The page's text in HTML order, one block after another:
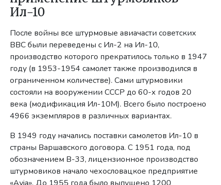
Ил-10
После войны все штурмовые авиачасти советских
ВВС были переведены с Ил-2 на Ил-10,
производство которого прекратилось только в 1947
году (в 1953-1954 самолет также производился в
ограниченном количестве). Сами штурмовики
состояли на вооружении СССР до 60-х годов 20
века (модификация Ил-10М). Всего было построено
4966 экземпляров в различных вариантах.
В 1949 году начались поставки самолетов Ил-10 в
страны Варшавского договора. С 1951 года, под
обозначением В-33, лицензионное производство
штурмовиков начало чехословацкое предприятие